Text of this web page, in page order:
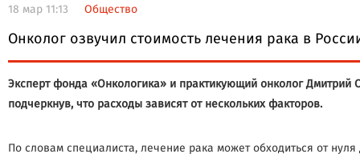
18 мар 11:13 Общество
Онколог озвучил стоимость лечения рака в
Эксперт фонда «Онкологика» и практикующий онколог Дмитрий
подчеркнув, что расходы зависят от нескольких факторов.
По словам специалиста, лечение рака может обходиться от